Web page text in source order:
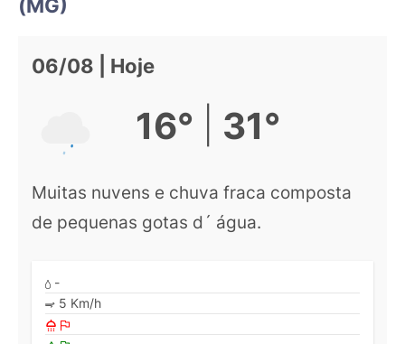
(MG)
06/08 | Hoje
16° 31°
Muitas nuvens e chuva fraca composta
de pequenas gotas d´ água.
-
5 Km/h